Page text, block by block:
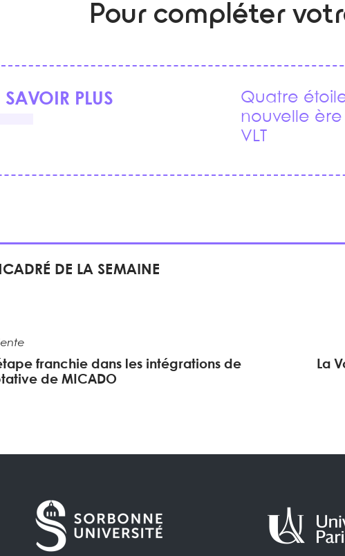
Pour compléter
SAVOIR PLUS
Quatre
nouvelle
VLT
DE LA SEMAINE
franchie dans les intégrations de
de MICADO
La